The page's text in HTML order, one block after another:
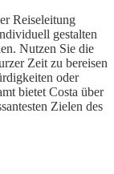
Reiseleitung
gestalten
Nutzen Sie die
Zeit zu bereisen
oder
bietet Costa über
Zielen des